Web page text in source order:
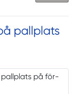
pallplats